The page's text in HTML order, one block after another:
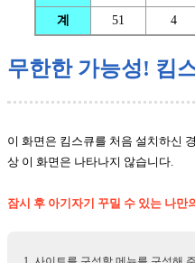
계 51 4
무한한 가능성! 킴
이 화면은 킴스큐를 처음 설치하신
상 이 화면은 나타나지 않습니다.
잠시 후 아기자기 꾸밀 수 있는 나만